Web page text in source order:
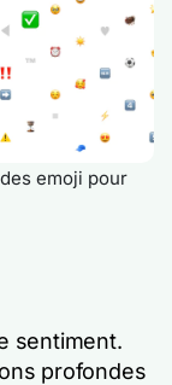
emoji pour
sentiment.
profondes